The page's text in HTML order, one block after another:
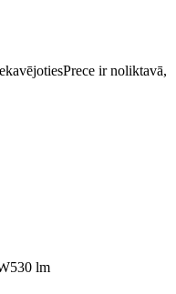
Prece ir noliktavā,
530 lm